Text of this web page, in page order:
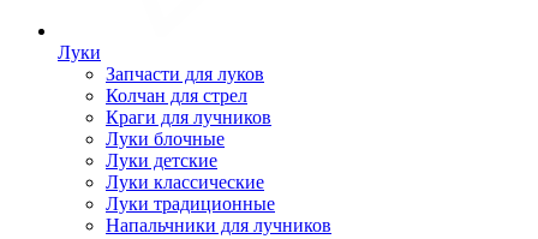
Луки
Запчасти для луков
Колчан для стрел
Краги для лучников
Луки блочные
Луки детские
Луки классические
Луки традиционные
Напальчники для лучников